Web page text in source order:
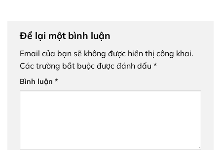
Để lại một bình luận
Email của bạn sẽ không được hiển thị công khai.
Các trường bắt buộc được đánh dấu *
Bình luận *